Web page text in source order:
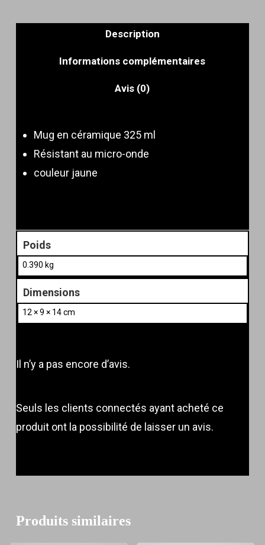
Description
Informations complémentaires
Avis (0)
Mug en céramique 325 ml
Résistant au micro-onde
couleur jaune
Poids
0.390 kg
Dimensions
12 × 9 × 14 cm
Il n’y a pas encore d’avis.
Seuls les clients connectés ayant acheté ce
produit ont la possibilité de laisser un avis.
Produits similaires